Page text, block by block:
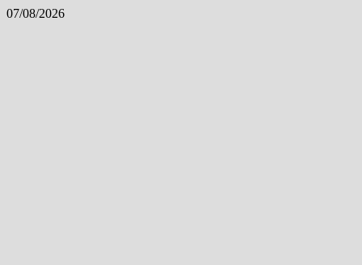
Skip
07/08/2026